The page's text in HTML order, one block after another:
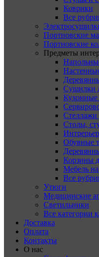
Коврики
Все
Портновские
Портновские
Предметы
Сушилки
Кухонные
Стеллажи
Столы,
Обувные
Корзины
Мебель на
Все
Утюги
Медицинские
Светильники
Все категории
Доставка
Оплата
Контакты
О нас